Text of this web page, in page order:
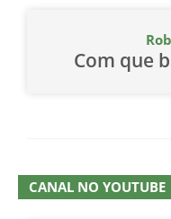
Com que
CANAL NO YOUTUBE